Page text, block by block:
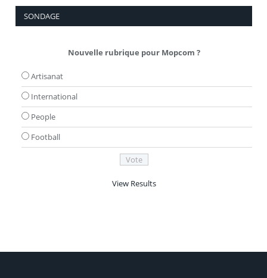
SONDAGE
Nouvelle rubrique pour Mopcom ?
Artisanat
International
People
Football
View Results